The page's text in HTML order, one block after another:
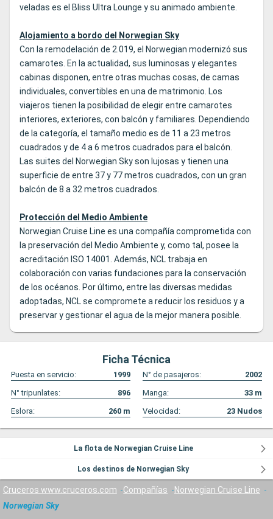
veladas es el Bliss Ultra Lounge y su animado ambiente.
Alojamiento a bordo del Norwegian Sky
Con la remodelación de 2.019, el Norwegian modernizó sus
camarotes. En la actualidad, sus luminosas y elegantes
cabinas disponen, entre otras muchas cosas, de camas
individuales, convertibles en una de matrimonio. Los
viajeros tienen la posibilidad de elegir entre camarotes
interiores, exteriores, con balcón y familiares. Dependiendo
de la categoría, el tamaño medio es de 11 a 23 metros
cuadrados y de 4 a 6 metros cuadrados para el balcón.
Las suites del Norwegian Sky son lujosas y tienen una
superficie de entre 37 y 77 metros cuadrados, con un gran
balcón de 8 a 32 metros cuadrados.
Protección del Medio Ambiente
Norwegian Cruise Line es una compañía comprometida con
la preservación del Medio Ambiente y, como tal, posee la
acreditación ISO 14001. Además, NCL trabaja en
colaboración con varias fundaciones para la conservación
de los océanos. Por último, entre las diversas medidas
adoptadas, NCL se compromete a reducir los residuos y a
preservar y gestionar el agua de la mejor manera posible.
Ficha Técnica
Puesta en servicio: 1999 N° de pasajeros:
2002
N° tripunlates:
896 Manga: 33 m
Eslora:
260 m Velocidad: 23 Nudos
La flota de Norwegian Cruise Line
Los destinos de Norwegian Sky
Cruceros www.cruceros.com Compañías
Norwegian Cruise Line
Norwegian Sky